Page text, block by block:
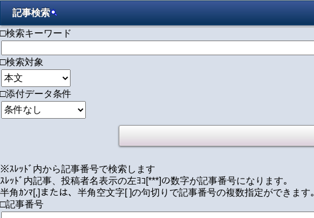
記事検索
□検索キーワード
□検索対象
□添付データ条件
※ｽﾚｯﾄﾞ内から記事番号で検索します
ｽﾚｯﾄﾞ内記事、投稿者名表示の左ﾖｺ[***]の数字が記事番号になります｡
半角ｶﾝﾏ[,]または、半角空文字[ ]の句切りで記事番号の複数指定ができます｡
□記事番号